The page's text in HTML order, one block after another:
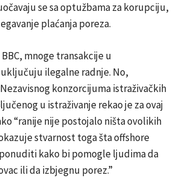
se sa optužbama za korupciju,
plaćanja poreza.
mnoge transakcije u
ilegalne radnje. No,
konzorcijuma istraživačkih
u istraživanje rekao je za ovaj
“ranije nije postojalo ništa ovolikih
stvarnost toga šta offshore
kako bi pomogle ljudima da
ili da izbjegnu porez.”